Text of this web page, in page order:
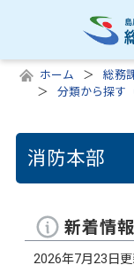
ホーム
総務
分類から探す
消防本部
新着情報
2026年7月23日